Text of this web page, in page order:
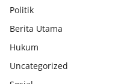
Politik
Berita Utama
Hukum
Uncategorized